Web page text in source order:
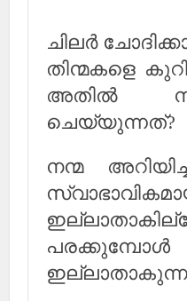
ചിലര്‍
തിന്മകളെ
അതില്‍
ചെയ്യുന്നത്?
നന്മ